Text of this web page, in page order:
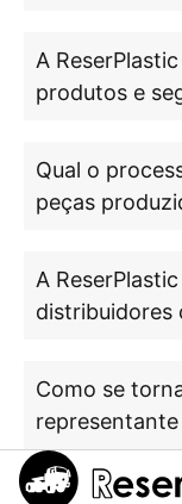
A
produtos e
Qual o
peças
A
distribuidores
Como se
representante